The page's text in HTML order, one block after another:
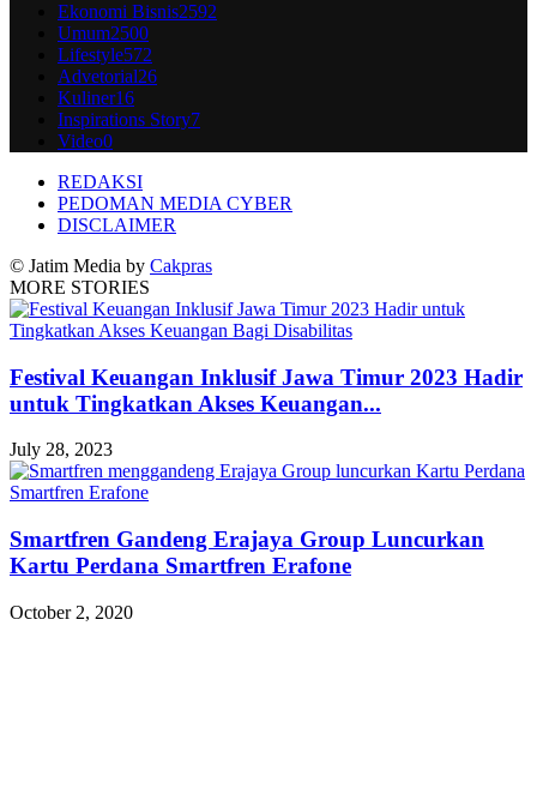
Ekonomi Bisnis2592
Umum2500
Lifestyle572
Advetorial26
Kuliner16
Inspirations Story7
Video0
REDAKSI
PEDOMAN MEDIA CYBER
DISCLAIMER
© Jatim Media by Cakpras
MORE STORIES
Festival Keuangan Inklusif Jawa Timur 2023 Hadir
untuk Tingkatkan Akses Keuangan...
July 28, 2023
Smartfren Gandeng Erajaya Group Luncurkan
Kartu Perdana Smartfren Erafone
October 2, 2020